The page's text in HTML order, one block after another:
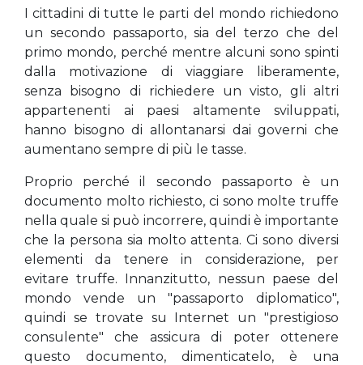
I cittadini di tutte le parti del mondo richiedono
un secondo passaporto, sia del terzo che del
primo mondo, perché mentre alcuni sono spinti
dalla motivazione di viaggiare liberamente,
senza bisogno di richiedere un visto, gli altri
appartenenti ai paesi altamente sviluppati,
hanno bisogno di allontanarsi dai governi che
aumentano sempre di più le tasse.
Proprio perché il secondo passaporto è un
documento molto richiesto, ci sono molte truffe
nella quale si può incorrere, quindi è importante
che la persona sia molto attenta. Ci sono diversi
elementi da tenere in considerazione, per
evitare truffe. Innanzitutto, nessun paese del
mondo vende un "passaporto diplomatico",
quindi se trovate su Internet un "prestigioso
consulente" che assicura di poter ottenere
questo documento, dimenticatelo, è una